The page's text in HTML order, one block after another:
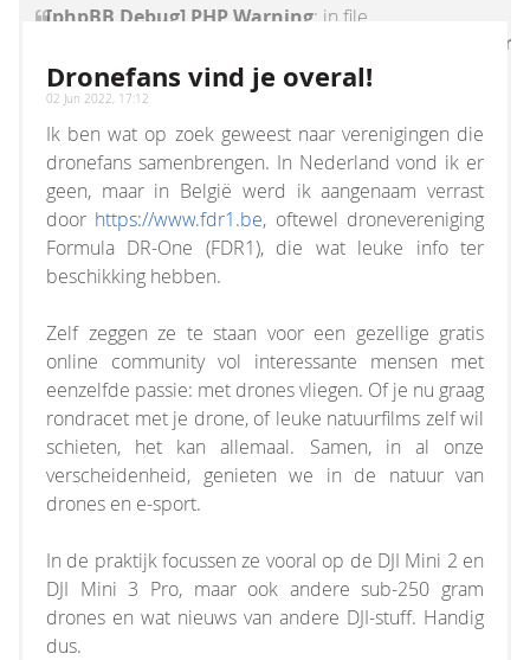
[phpBB Debug] PHP Warning: in file
[ROOT]/vendor/twig/twig/lib/Twig/Extension/
on line1236:count(): Parameter must be an
array or an object that implements Countable
Dronefans vind je overal!
02 Jun 2022, 17:12
Ik ben wat op zoek geweest naar verenigingen die
dronefans samenbrengen. In Nederland vond ik er
geen, maar in België werd ik aangenaam verrast
door https://www.fdr1.be, oftewel dronevereniging
Formula DR-One (FDR1), die wat leuke info ter
beschikking hebben.
Zelf zeggen ze te staan voor een gezellige gratis
online community vol interessante mensen met
eenzelfde passie: met drones vliegen. Of je nu graag
rondracet met je drone, of leuke natuurfilms zelf wil
schieten, het kan allemaal. Samen, in al onze
verscheidenheid, genieten we in de natuur van
drones en e-sport.
In de praktijk focussen ze vooral op de DJI Mini 2 en
DJI Mini 3 Pro, maar ook andere sub-250 gram
drones en wat nieuws van andere DJI-stuff. Handig
dus.